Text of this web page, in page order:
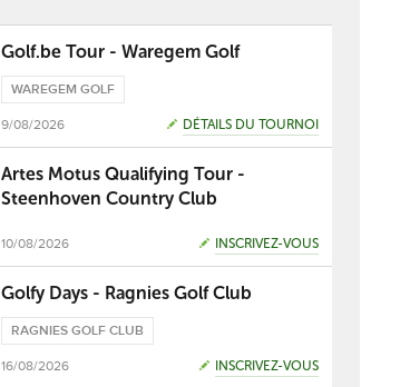
Golf.be Tour - Waregem Golf
WAREGEM GOLF
9/08/2026 DÉTAILS DU TOURNOI
Artes Motus Qualifying Tour -
Steenhoven Country Club
10/08/2026 INSCRIVEZ-VOUS
Golfy Days - Ragnies Golf Club
RAGNIES GOLF CLUB
16/08/2026 INSCRIVEZ-VOUS